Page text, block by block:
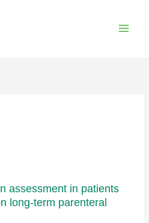
assessment in patients
long-term parenteral